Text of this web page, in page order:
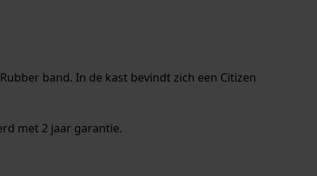
band. In de kast bevindt zich een Citizen
met 2 jaar garantie.